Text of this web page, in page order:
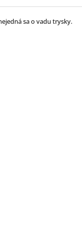
sa o vadu trysky.